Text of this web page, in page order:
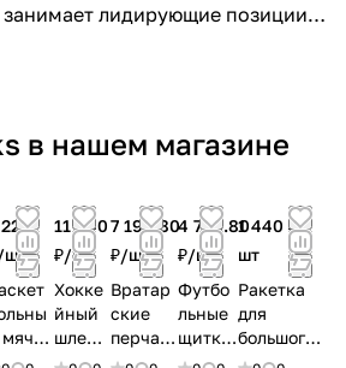
лидирующие позиции
занимается разработкой
уникальными технологиями для
спонсором спортивных
выделяет средства для
имеет 38
магазинов по всему миру.
в нашем магазине
шт
11 640
₽/шт
Хокке
йный
шлем
Berer
7 198.80
₽/шт
Вратар
ские
перчатк
и Varse
4 798.80
₽/шт
Футбо
льные
щитки
Sura
1 440 ₽/
шт
Ракетка
для
большого
тенниса